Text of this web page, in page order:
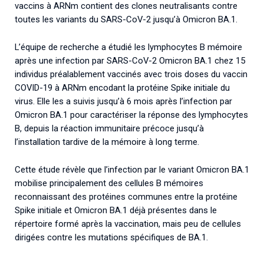
vaccins à ARNm contient des clones neutralisants contre
toutes les variants du SARS-CoV-2 jusqu’à Omicron BA.1.
L’équipe de recherche a étudié les lymphocytes B mémoire
après une infection par SARS-CoV-2 Omicron BA.1 chez 15
individus préalablement vaccinés avec trois doses du vaccin
COVID-19 à ARNm encodant la protéine Spike initiale du
virus. Elle les a suivis jusqu’à 6 mois après l’infection par
Omicron BA.1 pour caractériser la réponse des lymphocytes
B, depuis la réaction immunitaire précoce jusqu’à
l’installation tardive de la mémoire à long terme.
Cette étude révèle que l’infection par le variant Omicron BA.1
mobilise principalement des cellules B mémoires
reconnaissant des protéines communes entre la protéine
Spike initiale et Omicron BA.1 déjà présentes dans le
répertoire formé après la vaccination, mais peu de cellules
dirigées contre les mutations spécifiques de BA.1.